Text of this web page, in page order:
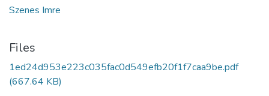
Szenes Imre
Files
1ed24d953e223c035fac0d549efb20f1f7caa9be.pdf
(667.64 KB)